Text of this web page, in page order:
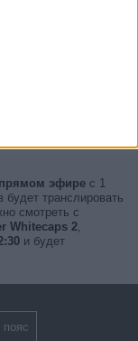
прямом эфире с 1
будет транслировать
смотреть с
Whitecaps 2,
и будет